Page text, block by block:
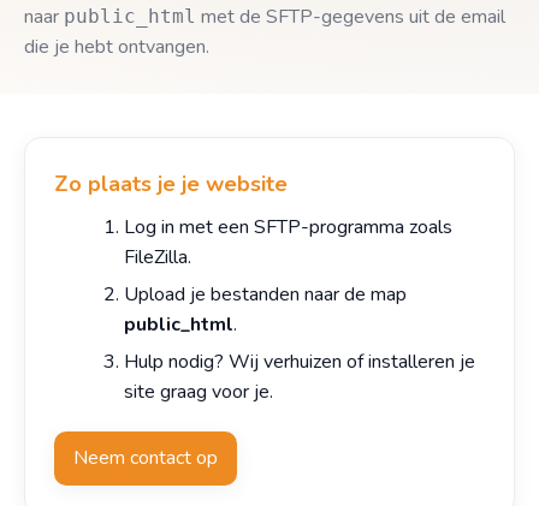
naar public_html met de SFTP-gegevens uit de email
die je hebt ontvangen.
Zo plaats je je website
Log in met een SFTP-programma zoals
FileZilla.
Upload je bestanden naar de map
public_html.
Hulp nodig? Wij verhuizen of installeren je
site graag voor je.
Neem contact op